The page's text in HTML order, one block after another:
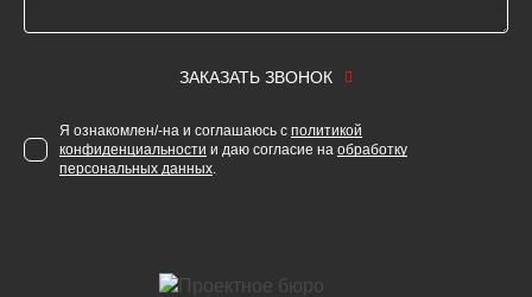
ЗАКАЗАТЬ ЗВОНОК
Я ознакомлен/-на и соглашаюсь с политикой
конфиденциальности и даю согласие на обработку
персональных данных.